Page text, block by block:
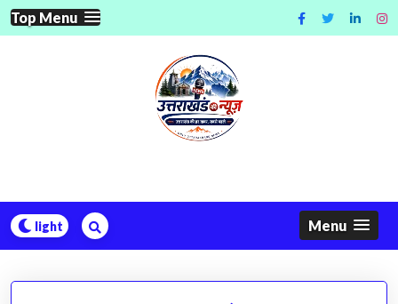
Skip
to
Top Menu
Menu